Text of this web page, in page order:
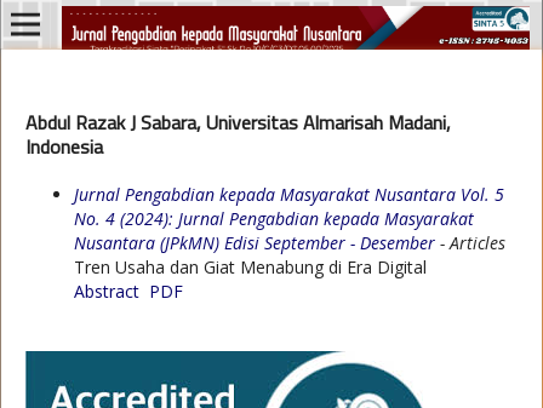
Abdul Razak J Sabara, Universitas Almarisah Madani,
Indonesia
Jurnal Pengabdian kepada Masyarakat Nusantara Vol. 5
No. 4 (2024): Jurnal Pengabdian kepada Masyarakat
Nusantara (JPkMN) Edisi September - Desember - Articles
Tren Usaha dan Giat Menabung di Era Digital
Abstract PDF